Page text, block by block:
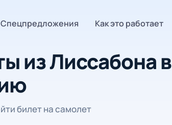
Спецпредложения Как это работает
из Лиссабона в
билет на самолет